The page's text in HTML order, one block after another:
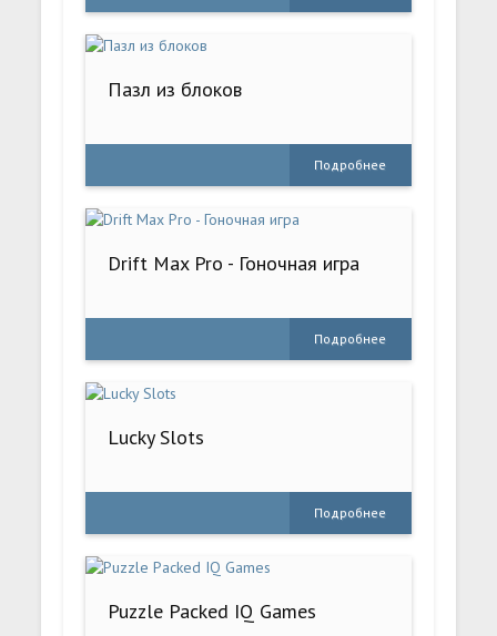
Пазл из блоков
Подробнее
Drift Max Pro - Гоночная игра
Подробнее
Lucky Slots
Подробнее
Puzzle Packed IQ Games